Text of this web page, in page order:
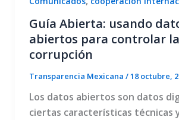
Guía Abierta: usando
abiertos para controlar la
corrupción
Transparencia Mexicana /18 octubre,
Los datos abiertos son datos
ciertas características técnicas